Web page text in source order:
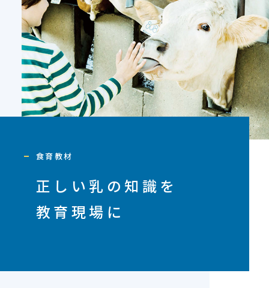
食育教材
正しい乳の知識を
教育現場に